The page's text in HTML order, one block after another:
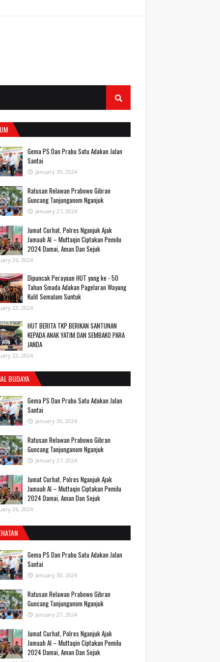
Gema PS Dan Prabu Satu Adakan Jalan
Santai
January 30, 2024
Ratusan Relawan Prabowo Gibran
Guncang Tanjunganom Nganjuk
January 27, 2024
Jumat Curhat, Polres Nganjuk Ajak
Jamaah Al – Muttaqin Ciptakan Pemilu
2024 Damai, Aman Dan Sejuk
26, 2024
Dipuncak Perayaan HUT yang ke - 50
Tahun Smada Adakan Pagelaran Wayang
Kulit Semalam Suntuk
22, 2024
HUT BERITA TKP BERIKAN SANTUNAN
KEPADA ANAK YATIM DAN SEMBAKO PARA
JANDA
22, 2024
BUDAYA
Gema PS Dan Prabu Satu Adakan Jalan
Santai
January 30, 2024
Ratusan Relawan Prabowo Gibran
Guncang Tanjunganom Nganjuk
January 27, 2024
Jumat Curhat, Polres Nganjuk Ajak
Jamaah Al – Muttaqin Ciptakan Pemilu
2024 Damai, Aman Dan Sejuk
26, 2024
Gema PS Dan Prabu Satu Adakan Jalan
Santai
January 30, 2024
Ratusan Relawan Prabowo Gibran
Guncang Tanjunganom Nganjuk
January 27, 2024
Jumat Curhat, Polres Nganjuk Ajak
Jamaah Al – Muttaqin Ciptakan Pemilu
2024 Damai, Aman Dan Sejuk